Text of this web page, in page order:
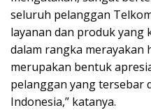
seluruh pelanggan
layanan dan produk yang
dalam rangka merayakan
merupakan bentuk
pelanggan yang tersebar
Indonesia,” katanya.